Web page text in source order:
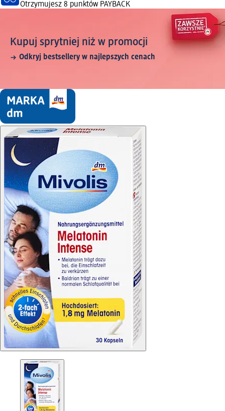
Otrzymujesz 8 punktów PAYBACK
Kupuj sprytniej niż w promocji
Odkryj bestsellery w najlepszych cenach